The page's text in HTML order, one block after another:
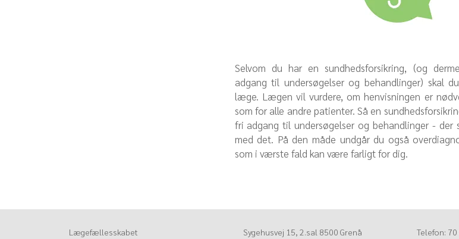
Selvom du har en sundhedsforsikring, (og
adgang til undersøgelser og behandlinger) skal
læge. Lægen vil vurdere, om henvisningen er
som for alle andre patienter. Så en
fri adgang til undersøgelser og behandlinger -
med det. På den måde undgår du også
som i værste fald kan være farligt for dig.
Lægefællesskabet Sygehusvej 15, 2.sal 8500 Grenå
Telefon: